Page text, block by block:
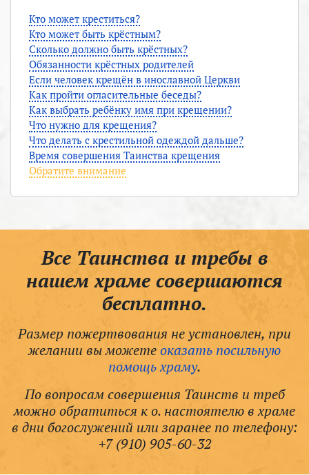
Кто может креститься?
Кто может быть крёстным?
Сколько должно быть крёстных?
Обязанности крёстных родителей
Если человек крещён в инославной Церкви
Как пройти огласительные беседы?
Как выбрать ребёнку имя при крещении?
Что нужно для крещения?
Что делать с крестильной одеждой дальше?
Время совершения Таинства крещения
Обратите внимание
Все Таинства и требы в
нашем храме совершаются
бесплатно.
Размер пожертвования не установлен, при
желании вы можетеоказать посильную
помощь храму.
По вопросам совершения Таинств и треб
можно обратиться к о. настоятелю в храме
в дни богослужений или заранее по телефону:
+7 (910) 905-60-32